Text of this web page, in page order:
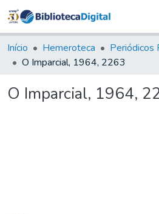
&
Coleções
Tudo na
Digital
Início Hemeroteca Periódicos
O Imparcial, 1964, 2263
O Imparcial, 1964,